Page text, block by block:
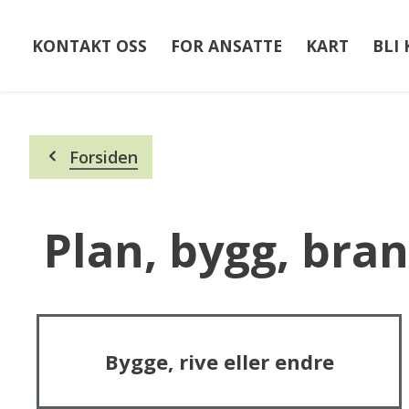
KONTAKT OSS FOR ANSATTE KART BLI
her:
Forsiden
Plan, bygg,
Bygge, rive eller endre